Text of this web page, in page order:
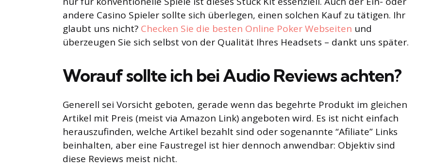
andere Casino Spieler sollte sich überlegen, einen solchen Kauf zu tätigen. Ihr
glaubt uns nicht? Checken Sie die besten Online Poker Webseiten und
überzeugen Sie sich selbst von der Qualität Ihres Headsets – dankt uns später.
Worauf sollte ich bei Audio Reviews achten?
Generell sei Vorsicht geboten, gerade wenn das begehrte Produkt im gleichen
Artikel mit Preis (meist via Amazon Link) angeboten wird. Es ist nicht einfach
herauszufinden, welche Artikel bezahlt sind oder sogenannte “Afiliate” Links
beinhalten, aber eine Faustregel ist hier dennoch anwendbar: Objektiv sind
diese Reviews meist nicht.